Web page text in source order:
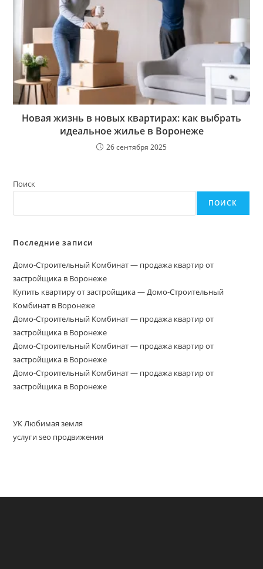
Новая жизнь в новых квартирах: как выбрать
идеальное жилье в Воронеже
26 сентября 2025
Поиск
ПОИСК
Последние записи
Домо‑Строительный Комбинат — продажа квартир от
застройщика в Воронеже
Купить квартиру от застройщика — Домо‑Строительный
Комбинат в Воронеже
Домо-Строительный Комбинат — продажа квартир от
застройщика в Воронеже
Домо-Строительный Комбинат — продажа квартир от
застройщика в Воронеже
Домо-Строительный Комбинат — продажа квартир от
застройщика в Воронеже
УК Любимая земля
услуги seo продвижения